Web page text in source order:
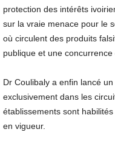
protection des intérêts
sur la vraie menace pour le
où circulent des produits
publique et une
Dr Coulibaly a enfin lancé
exclusivement dans les
établissements sont
en vigueur.